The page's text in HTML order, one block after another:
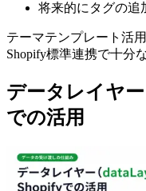
将来的にタグの追
テーマテンプレート活
Shopify標準連携で十分
データレイヤ
での活用